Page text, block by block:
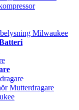
Milwaukee
Mutterdragare